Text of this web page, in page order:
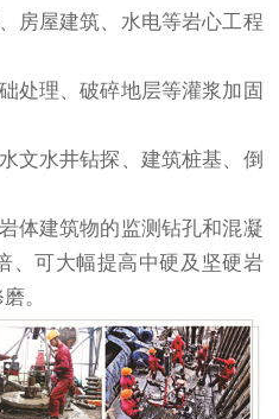
房屋建筑、水电等岩心工程
处理、破碎地层等灌浆加固
文水井钻探、建筑桩基、倒
体建筑物的监测钻孔和混凝
、可大幅提高中硬及坚硬岩
。